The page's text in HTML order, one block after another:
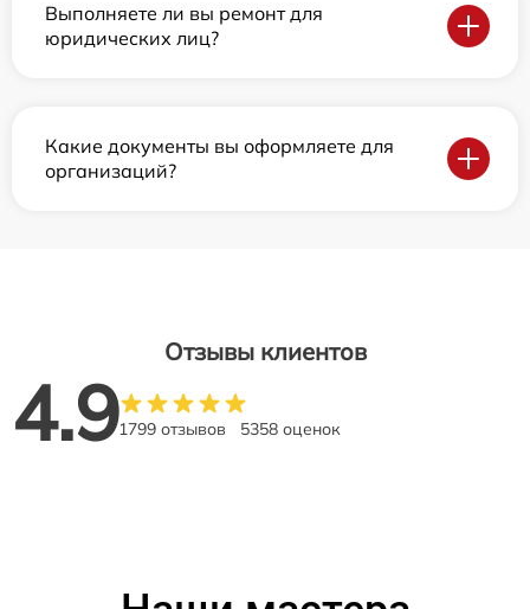
Выполняете ли вы ремонт для
юридических лиц?
Какие документы вы оформляете для
организаций?
Отзывы клиентов
4.91799 отзывов 5358 оценок